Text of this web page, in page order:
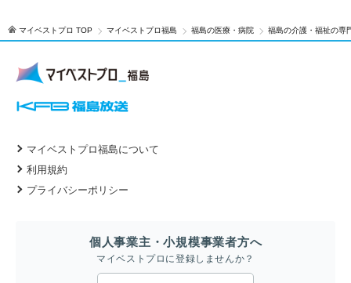
マイベストプロ TOP マイベストプロ福島 福島の医療・病院 福島の介護・福祉の専
マイベストプロ福島について
利用規約
プライバシーポリシー
個人事業主・小規模事業者方へ
マイベストプロに登録しませんか？